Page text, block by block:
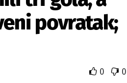
povratak;
0 0